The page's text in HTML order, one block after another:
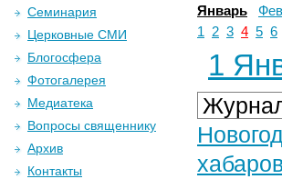
Январь
1
2 3 4 5 6
1
Семинария
Церковные СМИ
Блогосфера
Фотогалерея
Медиатека
Вопросы священнику
Архив
Контакты